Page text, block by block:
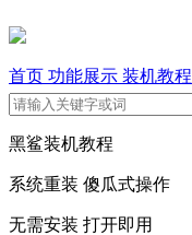
首页 功能展示 装机教程
黑鲨装机教程
系统重装 傻瓜式操作
无需安装 打开即用